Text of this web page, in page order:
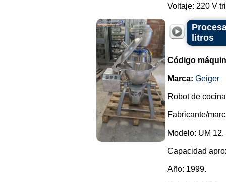
Voltaje: 220 V
litros
Código
Marca: Geiger
Robot de
Fabricante/
Modelo: UM 12.
Capacidad
Año: 1999.